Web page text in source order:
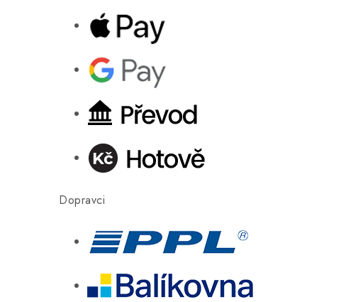
Dopravci